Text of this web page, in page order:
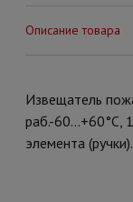
Описание товара
Извещатель
раб.-60...+60°С,
элемента (ручки).